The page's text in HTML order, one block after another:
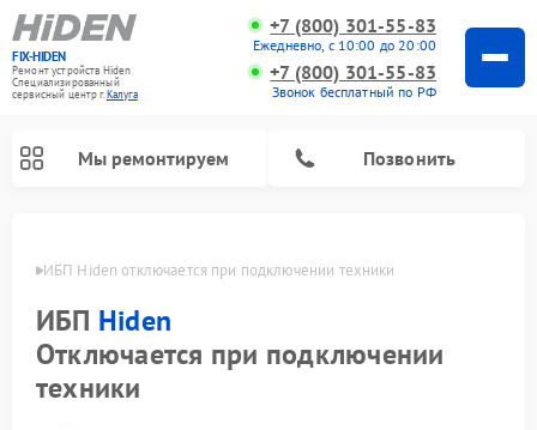
FIX-HIDEN
Ремонт устройств Hiden
Специализированный
cервисный центр г.Калуга
+7 (800) 301-55-83
Ежедневно, с 10:00 до 20:00
+7 (800) 301-55-83
Звонок бесплатный по РФ
Мы ремонтируем Позвонить
ИБП Hiden отключается при подключении техники
ИБП Hiden
Отключается при подключении
техники